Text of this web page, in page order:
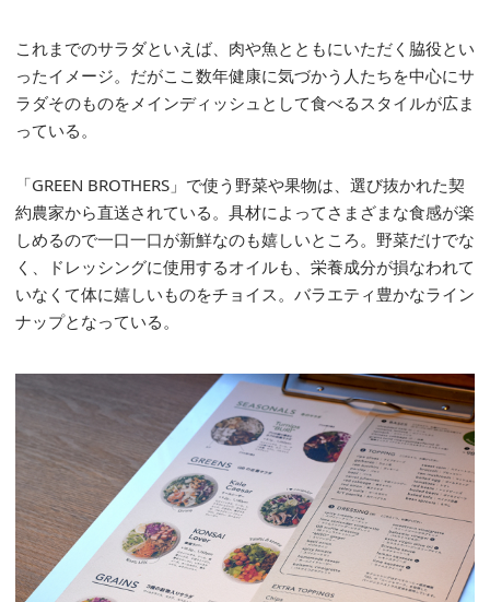
これまでのサラダといえば、肉や魚とともにいただく脇役とい
ったイメージ。だがここ数年健康に気づかう人たちを中心にサ
ラダそのものをメインディッシュとして食べるスタイルが広ま
っている。
「GREEN BROTHERS」で使う野菜や果物は、選び抜かれた契
約農家から直送されている。具材によってさまざまな食感が楽
しめるので一口一口が新鮮なのも嬉しいところ。野菜だけでな
く、ドレッシングに使用するオイルも、栄養成分が損なわれて
いなくて体に嬉しいものをチョイス。バラエティ豊かなライン
ナップとなっている。